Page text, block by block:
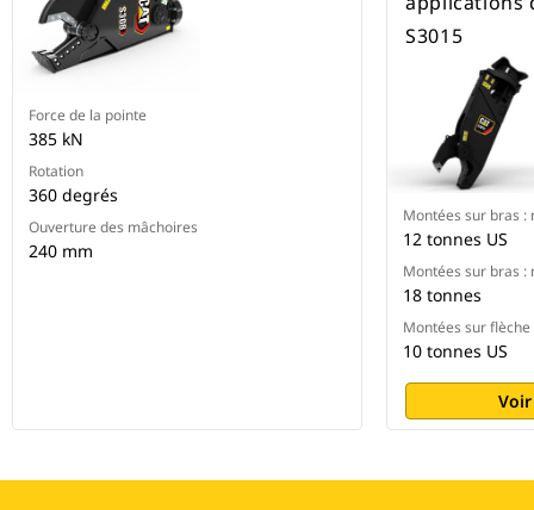
Force de la pointe
385 kN
Rotation
360 degrés
Ouverture des mâchoires
240 mm
S3015
Montées sur bras :
12 tonnes US
Montées sur bras :
18 tonnes
Montées sur
10 tonnes US